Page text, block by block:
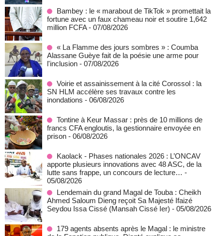
Bambey : le « marabout de TikTok » promettait la
fortune avec un faux chameau noir et soutire 1,642
million FCFA - 07/08/2026
« La Flamme des jours sombres » : Coumba
Alassane Guèye fait de la poésie une arme pour
l'inclusion - 07/08/2026
Voirie et assainissement à la cité Corossol : la
SN HLM accélère ses travaux contre les
inondations - 06/08/2026
Tontine à Keur Massar : près de 10 millions de
francs CFA engloutis, la gestionnaire envoyée en
prison - 06/08/2026
Kaolack - Phases nationales 2026 : L’ONCAV
apporte plusieurs innovations avec 48 ASC, de la
lutte sans frappe, un concours de lecture… -
05/08/2026
Lendemain du grand Magal de Touba : Cheikh
Ahmed Saloum Dieng reçoit Sa Majesté Ifaizé
Seydou Issa Cissé (Mansah Cissé Ier) - 05/08/2026
179 agents absents après le Magal : le ministre